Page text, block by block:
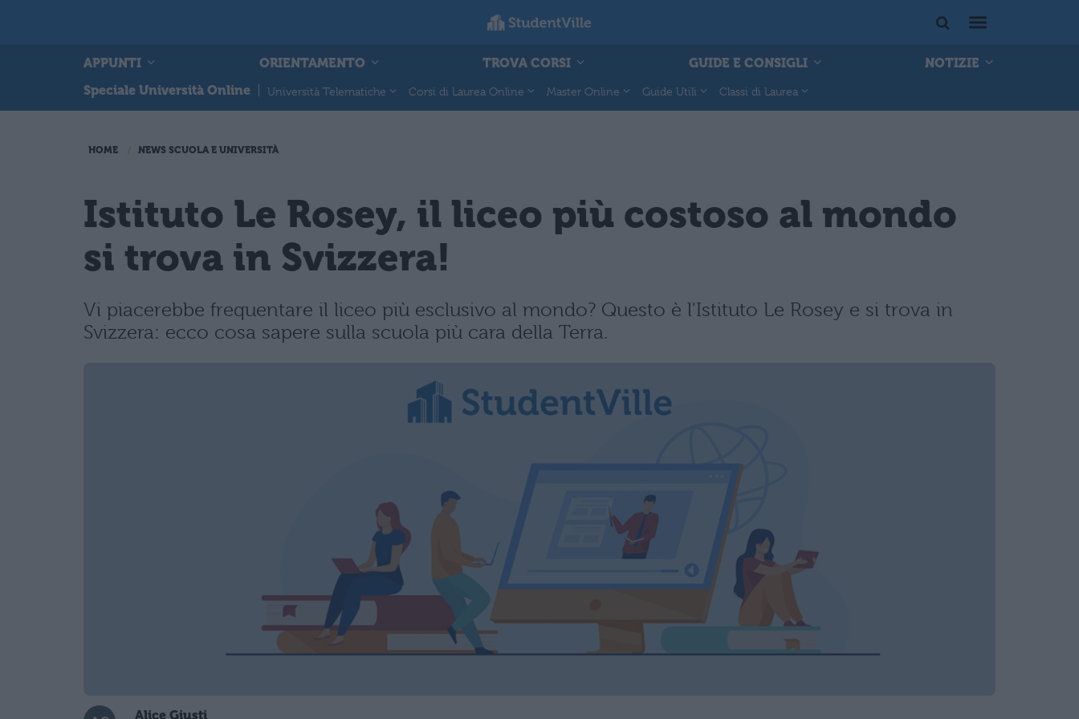
APPUNTI ORIENTAMENTO TROVA CORSI GUIDE E CONSIGLI
NOTIZIE
Speciale Università Online
Università Telematiche Corsi di Laurea Online Master Online Guide Utili Classi di Laurea
HOME NEWS SCUOLA E UNIVERSITÀ
Istituto Le Rosey, il liceo più costoso al mondo
si trova in Svizzera!
Vi piacerebbe frequentare il liceo più esclusivo al mondo? Questo è l'Istituto Le Rosey e si trova in
Svizzera: ecco cosa sapere sulla scuola più cara della Terra.
Alice Giusti